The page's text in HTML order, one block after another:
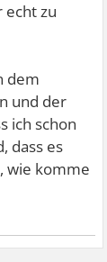
echt zu
dem
und der
ich schon
dass es
wie komme